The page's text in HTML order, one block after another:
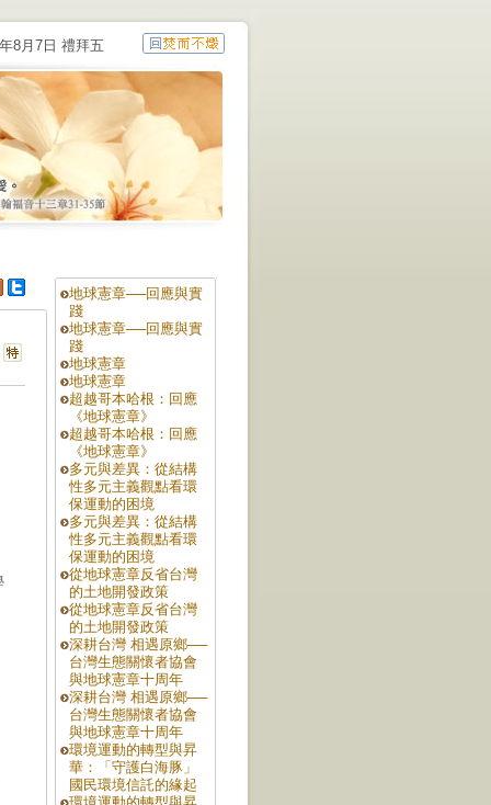
8月7日 禮拜五
地球憲章──回應與實
踐
地球憲章──回應與實
踐
地球憲章
地球憲章
超越哥本哈根：回應
《地球憲章》
超越哥本哈根：回應
《地球憲章》
多元與差異：從結構
性多元主義觀點看環
保運動的困境
多元與差異：從結構
性多元主義觀點看環
保運動的困境
從地球憲章反省台灣
的土地開發政策
從地球憲章反省台灣
的土地開發政策
深耕台灣 相遇原鄉──
台灣生態關懷者協會
與地球憲章十周年
深耕台灣 相遇原鄉──
台灣生態關懷者協會
與地球憲章十周年
環境運動的轉型與昇
華：「守護白海豚」
國民環境信託的緣起